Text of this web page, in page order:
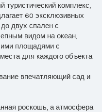
туристический комплекс,
60 эксклюзивных
двух спален с
видом на океан,
площадями с
для каждого объекта.
впечатляющий сад и
роскошь, а атмосфера